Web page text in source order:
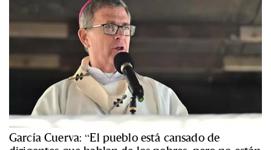
García Cuerva: “El pueblo está cansado de